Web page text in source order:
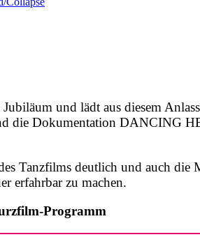
und lädt aus diesem
die Dokumentation DANCING
Tanzfilms deutlich und auch
erfahrbar zu machen.
Programm